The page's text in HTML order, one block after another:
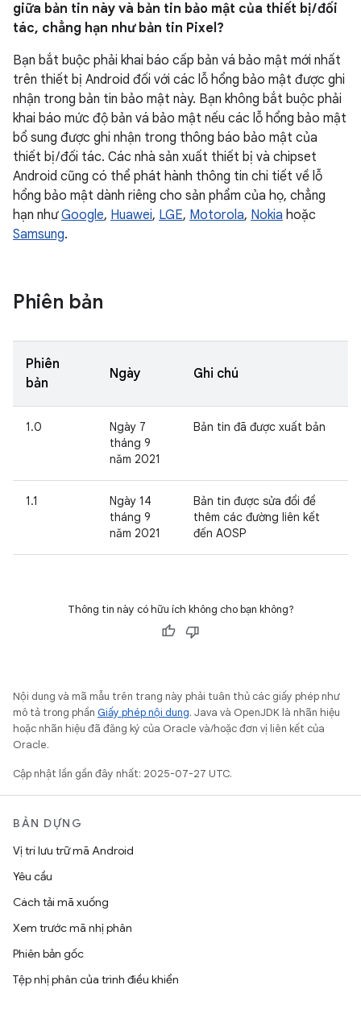
giữa bản tin này và bản tin bảo mật của thiết bị / đối
tác, chẳng hạn như bản tin Pixel?
Bạn bắt buộc phải khai báo cấp bản vá bảo mật mới nhất
trên thiết bị Android đối với các lỗ hổng bảo mật được ghi
nhận trong bản tin bảo mật này. Bạn không bắt buộc phải
khai báo mức độ bản vá bảo mật nếu các lỗ hổng bảo mật
bổ sung được ghi nhận trong thông báo bảo mật của
thiết bị / đối tác. Các nhà sản xuất thiết bị và chipset
Android cũng có thể phát hành thông tin chi tiết về lỗ
hổng bảo mật dành riêng cho sản phẩm của họ, chẳng
hạn nhưGoogle, Huawei, LGE, Motorola, Nokia hoặc
Samsung.
Phiên bản
Phiên
bản
Ngày Ghi chú
1.0
Ngày 7
tháng 9
năm 2021
Bản tin đã được xuất bản
1.1
Ngày 14
tháng 9
năm 2021
Bản tin được sửa đổi để
thêm các đường liên kết
đến AOSP
Thông tin này có hữu ích không cho bạn không?
Nội dung và mã mẫu trên trang này phải tuân thủ các giấy phép như
mô tả trong phần Giấy phép nội dung. Java và OpenJDK là nhãn hiệu
hoặc nhãn hiệu đã đăng ký của Oracle và/hoặc đơn vị liên kết của
Oracle.
Cập nhật lần gần đây nhất: 2025-07-27 UTC.
BẢN DỰNG
Vị trí lưu trữ mã Android
Yêu cầu
Cách tải mã xuống
Xem trước mã nhị phân
Phiên bản gốc
Tệp nhị phân của trình điều khiển